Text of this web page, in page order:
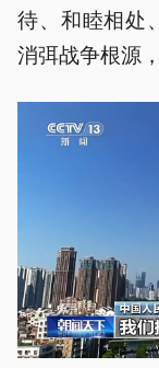
待、和睦相处
消弭战争根源